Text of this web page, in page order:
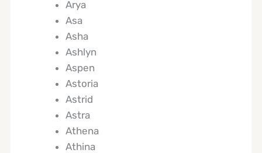
Arya
Asa
Asha
Ashlyn
Aspen
Astoria
Astrid
Astra
Athena
Athina